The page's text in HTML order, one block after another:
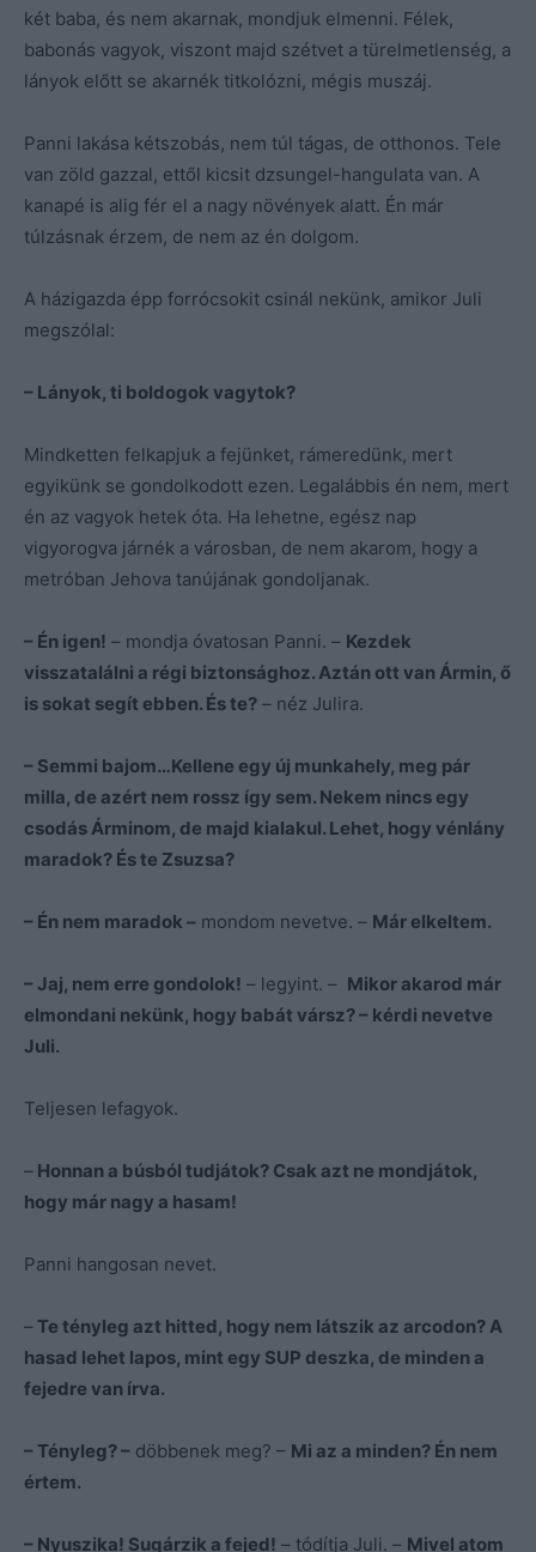
két baba, és nem akarnak, mondjuk elmenni. Félek,
babonás vagyok, viszont majd szétvet a türelmetlenség, a
lányok előtt se akarnék titkolózni, mégis muszáj.
Panni lakása kétszobás, nem túl tágas, de otthonos. Tele
van zöld gazzal, ettől kicsit dzsungel-hangulata van. A
kanapé is alig fér el a nagy növények alatt. Én már
túlzásnak érzem, de nem az én dolgom.
A házigazda épp forrócsokit csinál nekünk, amikor Juli
megszólal:
– Lányok, ti boldogok vagytok?
Mindketten felkapjuk a fejünket, rámeredünk, mert
egyikünk se gondolkodott ezen. Legalábbis én nem, mert
én az vagyok hetek óta. Ha lehetne, egész nap
vigyorogva járnék a városban, de nem akarom, hogy a
metróban Jehova tanújának gondoljanak.
– Én igen! – mondja óvatosan Panni. – Kezdek
visszatalálni a régi biztonsághoz. Aztán ott van Ármin, ő
is sokat segít ebben. És te? – néz Julira.
– Semmi bajom…Kellene egy új munkahely, meg pár
milla, de azért nem rossz így sem. Nekem nincs egy
csodás Árminom, de majd kialakul. Lehet, hogy vénlány
maradok? És te Zsuzsa?
– Én nem maradok – mondom nevetve. – Már elkeltem.
– Jaj, nem erre gondolok! – legyint. – Mikor akarod már
elmondani nekünk, hogy babát vársz? – kérdi nevetve
Juli.
Teljesen lefagyok.
– Honnan a búsból tudjátok? Csak azt ne mondjátok,
hogy már nagy a hasam!
Panni hangosan nevet.
–Te tényleg azt hitted, hogy nem látszik az arcodon? A
hasad lehet lapos, mint egy SUP deszka, de minden a
fejedre van írva.
– Tényleg? – döbbenek meg? – Mi az a minden? Én nem
értem.
– Nyuszika! Sugárzik a fejed! – tódítja Juli. – Mivel atom